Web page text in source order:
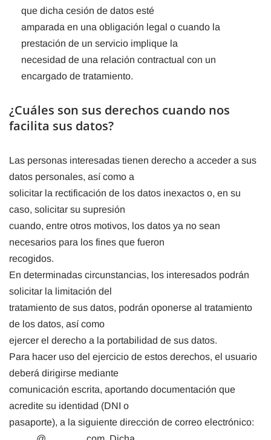
que dicha cesión de datos esté
amparada en una obligación legal o cuando la
prestación de un servicio implique la
necesidad de una relación contractual con un
encargado de tratamiento.
¿Cuáles son sus derechos cuando nos
facilita sus datos?
Las personas interesadas tienen derecho a acceder a sus
datos personales, así como a
solicitar la rectificación de los datos inexactos o, en su
caso, solicitar su supresión
cuando, entre otros motivos, los datos ya no sean
necesarios para los fines que fueron
recogidos.
En determinadas circunstancias, los interesados podrán
solicitar la limitación del
tratamiento de sus datos, podrán oponerse al tratamiento
de los datos, así como
ejercer el derecho a la portabilidad de sus datos.
Para hacer uso del ejercicio de estos derechos, el usuario
deberá dirigirse mediante
comunicación escrita, aportando documentación que
acredite su identidad (DNI o
pasaporte), a la siguiente dirección de correo electrónico: